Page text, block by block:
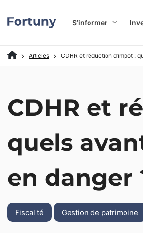
S’informer
Articles CDHR et réduction d’impôt :
CDHR et
quels
en danger
Fiscalité Gestion de patrimoine